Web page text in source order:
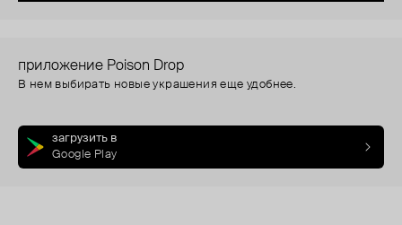
приложение Poison Drop
В нем выбирать новые украшения еще удобнее.
загрузить в
Google Play